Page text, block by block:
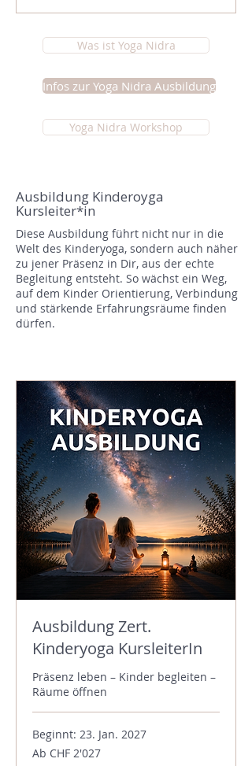
Was ist Yoga Nidra
Infos zur Yoga Nidra Ausbildung
Yoga Nidra Workshop
Ausbildung Kinderoyga
Kursleiter*in
Diese Ausbildung führt nicht nur in die
Welt des Kinderyoga, sondern auch näher
zu jener Präsenz in Dir, aus der echte
Begleitung entsteht. So wächst ein Weg,
auf dem Kinder Orientierung, Verbindung
und stärkende Erfahrungsräume finden
dürfen.
Ausbildung Zert.
Kinderyoga KursleiterIn
Präsenz leben – Kinder begleiten –
Räume öffnen
Beginnt: 23. Jan. 2027
Ab
2'027
Ab CHF 2'027